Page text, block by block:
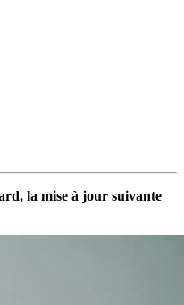
la mise à jour suivante